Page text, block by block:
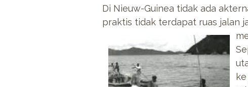
Di Nieuw-Guinea tidak ada
praktis tidak terdapat ruas jalan